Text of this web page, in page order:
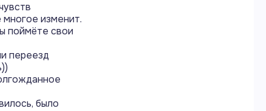
изменит.
поймёте свои
переезд
было